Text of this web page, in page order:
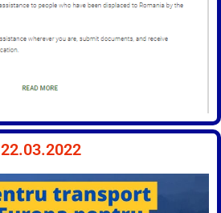
22.03.2022